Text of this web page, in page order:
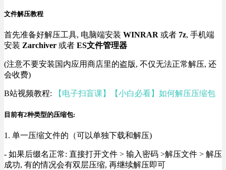
文件解压教程
首先准备好解压工具, 电脑端安装 WINRAR 或者 7z, 手机端
安装 Zarchiver 或者 ES文件管理器
(注意不要安装国内应用商店里的盗版, 不仅无法正常解压, 还
会收费)
B站视频教程: 【电子扫盲课】【小白必看】如何解压压缩包
目前有2种类型的压缩包:
1. 单一压缩文件的（可以单独下载和解压)
- 如果后缀名正常: 直接打开文件 > 输入密码 >解压文件 > 解压
成功, 有的情况会有双层压缩, 再继续解压即可